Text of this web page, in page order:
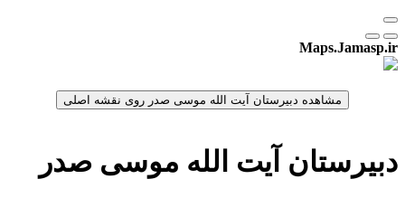
Maps.Jamasp.ir
دبیرستان آیت الله موسی صدر